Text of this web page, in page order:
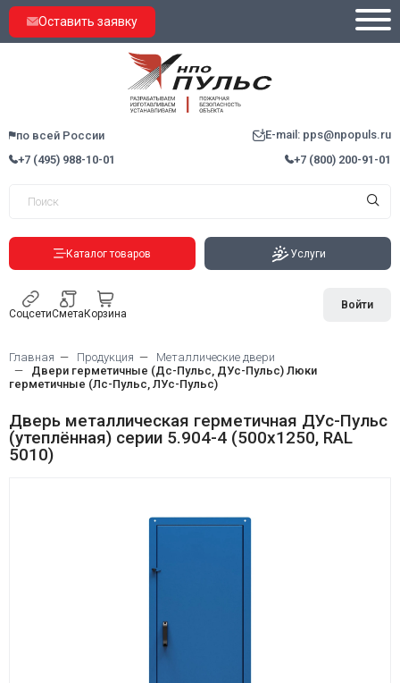
Оставить заявку
по всей России
E-mail: pps@npopuls.ru
+7 (495) 988-10-01
+7 (800) 200-91-01
Каталог товаров Услуги
СоцсетиСметаКорзина
Войти
Главная Продукция
Металлические двери
Двери герметичные (Дс-Пульс, ДУс-Пульс) Люки
герметичные (Лс-Пульс, ЛУс-Пульс)
Дверь металлическая герметичная ДУс-Пульс
(утеплённая) серии 5.904-4 (500х1250, RAL
5010)